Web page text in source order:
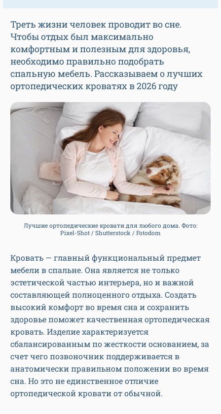
Треть жизни человек проводит во сне.
Чтобы отдых был максимально
комфортным и полезным для здоровья,
необходимо правильно подобрать
спальную мебель. Рассказываем о лучших
ортопедических кроватях в 2026 году
Лучшие ортопедические кровати для любого дома. Фото:
Pixel-Shot / Shutterstock / Fotodom
Кровать — главный функциональный предмет
мебели в спальне. Она является не только
эстетической частью интерьера, но и важной
составляющей полноценного отдыха. Создать
высокий комфорт во время сна и сохранить
здоровье поможет качественная ортопедическая
кровать. Изделие характеризуется
сбалансированным по жесткости основанием, за
счет чего позвоночник поддерживается в
анатомически правильном положении во время
сна. Но это не единственное отличие
ортопедической кровати от обычной.